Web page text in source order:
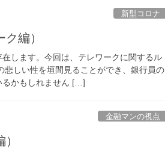
新型コロナ
編）
します。今回は、テレワークに関するル
しい性を垣間見ることができ、銀行員の
るかもしれません […]
金融マンの視点